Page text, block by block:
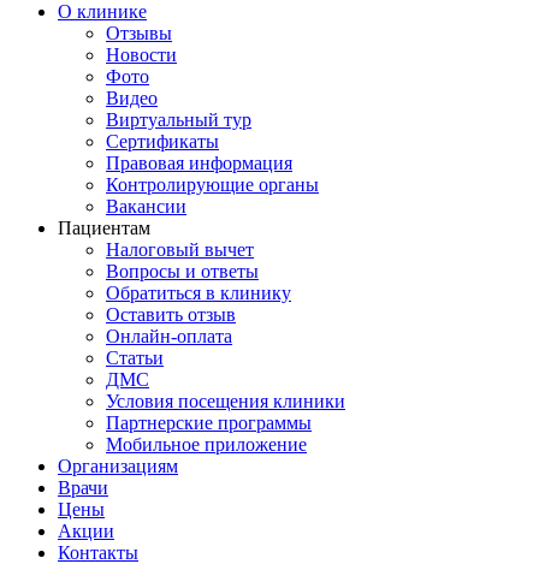
О клинике
Отзывы
Новости
Фото
Видео
Виртуальный тур
Сертификаты
Правовая информация
Контролирующие органы
Вакансии
Пациентам
Налоговый вычет
Вопросы и ответы
Обратиться в клинику
Оставить отзыв
Онлайн-оплата
Статьи
ДМС
Условия посещения клиники
Партнерские программы
Мобильное приложение
Организациям
Врачи
Цены
Акции
Контакты